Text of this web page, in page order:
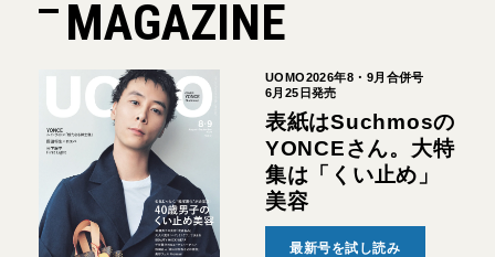
MAGAZINE
UOMO2026年8・9月合併号
6月25日発売
表紙はSuchmosの
YONCEさん。大特
集は「くい止め」
美容
最新号を試し読み